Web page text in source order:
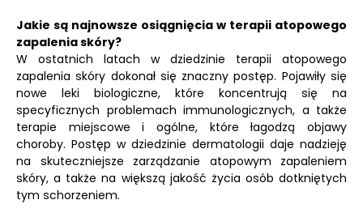
Jakie są najnowsze osiągnięcia w terapii atopowego
zapalenia skóry?
W ostatnich latach w dziedzinie terapii atopowego
zapalenia skóry dokonał się znaczny postęp. Pojawiły się
nowe leki biologiczne, które koncentrują się na
specyficznych problemach immunologicznych, a także
terapie miejscowe i ogólne, które łagodzą objawy
choroby. Postęp w dziedzinie dermatologii daje nadzieję
na skuteczniejsze zarządzanie atopowym zapaleniem
skóry, a także na większą jakość życia osób dotkniętych
tym schorzeniem.